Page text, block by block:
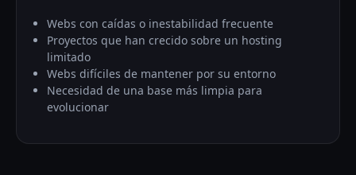
Webs con caídas o inestabilidad frecuente
Proyectos que han crecido sobre un hosting
limitado
Webs difíciles de mantener por su entorno
Necesidad de una base más limpia para
evolucionar